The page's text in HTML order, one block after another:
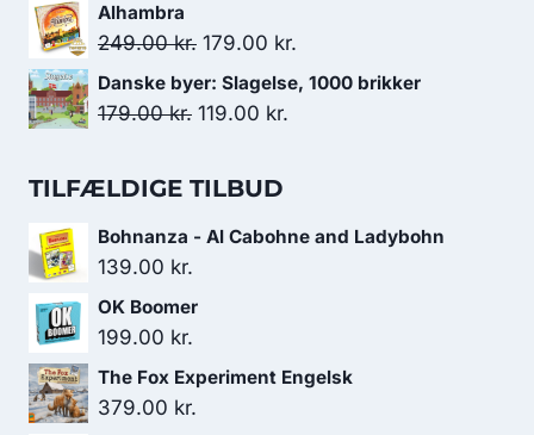
179.00 kr..
pris
179.00 kr..
pris
119.00 kr..
Alhambra
249.00kr. Den
oprindelige
pris
179.00 kr.
aktuelle
Danske byer: Slagelse, 1000 brikker
179.00kr. Den
pris
179.00 kr..
119.00 kr.
119.00 kr..
TILFÆLDIGE TILBUD
Bohnanza - Al Cabohne and Ladybohn
139.00 kr.
OK Boomer
199.00 kr.
The Fox Experiment Engelsk
379.00 kr.